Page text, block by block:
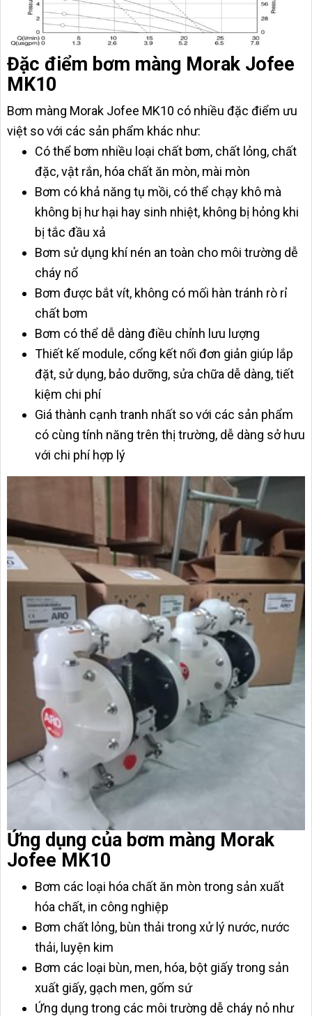
Đặc điểm bơm màng Morak Jofee
MK10
Bơm màng Morak Jofee MK10 có nhiều đặc điểm ưu
việt so với các sản phẩm khác như:
Có thể bơm nhiều loại chất bơm, chất lỏng, chất
đặc, vật rắn, hóa chất ăn mòn, mài mòn
Bơm có khả năng tụ mồi, có thể chạy khô mà
không bị hư hại hay sinh nhiệt, không bị hỏng khi
bị tắc đầu xả
Bơm sử dụng khí nén an toàn cho môi trường dễ
cháy nổ
Bơm được bắt vít, không có mối hàn tránh rò rỉ
chất bơm
Bơm có thể dễ dàng điều chỉnh lưu lượng
Thiết kế module, cổng kết nối đơn giản giúp lắp
đặt, sử dụng, bảo dưỡng, sửa chữa dễ dàng, tiết
kiệm chi phí
Giá thành cạnh tranh nhất so với các sản phẩm
có cùng tính năng trên thị trường, dễ dàng sở hưu
với chi phí hợp lý
Ứng dụng của bơm màng Morak
Jofee MK10
Bơm các loại hóa chất ăn mòn trong sản xuất
hóa chất, in công nghiệp
Bơm chất lỏng, bùn thải trong xử lý nước, nước
thải, luyện kim
Bơm các loại bùn, men, hóa, bột giấy trong sản
xuất giấy, gạch men, gốm sứ
Ứng dụng trong các môi trường dễ cháy nỏ như